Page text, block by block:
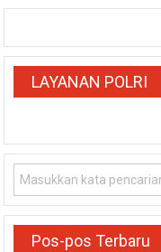
LAYANAN POLRI
Pos-pos Terbaru